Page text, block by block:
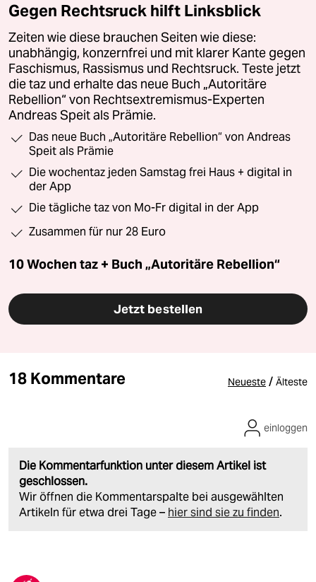
Gegen Rechtsruck hilft Linksblick
Zeiten wie diese brauchen Seiten wie diese:
unabhängig, konzernfrei und mit klarer Kante gegen
Faschismus, Rassismus und Rechtsruck. Teste jetzt
die taz und erhalte das neue Buch „Autoritäre
Rebellion“ von Rechtsextremismus-Experten
Andreas Speit als Prämie.
Das neue Buch „Autoritäre Rebellion“ von Andreas
Speit als Prämie
Die wochentaz jeden Samstag frei Haus + digital in
der App
Die tägliche taz von Mo-Fr digital in der App
Zusammen für nur 28 Euro
10 Wochen taz + Buch „Autoritäre Rebellion“
Jetzt bestellen
18 Kommentare Neueste / Älteste
Die Kommentarfunktion unter diesem Artikel ist
geschlossen.
Wir öffnen die Kommentarspalte bei ausgewählten
Artikeln für etwa drei Tage – hier sind sie zu finden.
einloggen